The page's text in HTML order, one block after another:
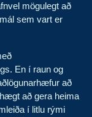
mögulegt að
sem vart er
En í raun og
að
að gera heima
í litlu rými